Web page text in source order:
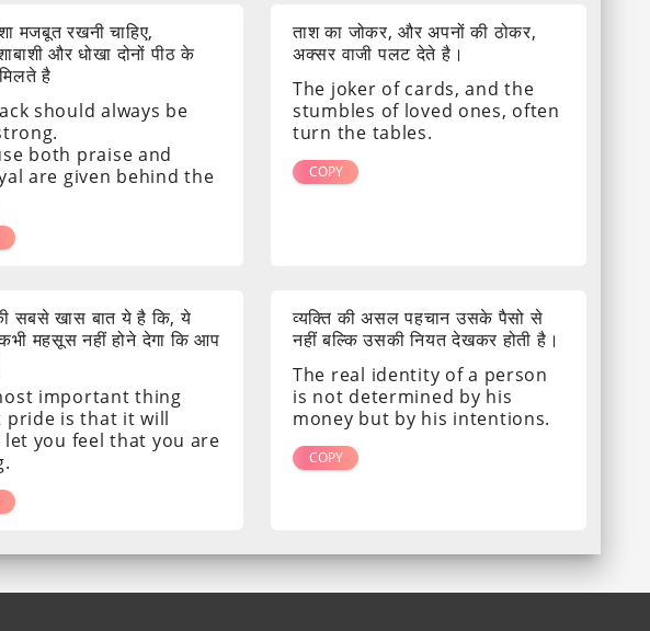
मजबूत रखनी चाहिए,
और धोखा दोनों पीठ के
है
should always be
both praise and
are given behind the
ताश का जोकर, और अपनों की ठोकर,
अक्सर वाजी पलट देते है।
The joker of cards, and the
stumbles of loved ones, often
turn the tables.
COPY
सबसे खास बात ये है कि, ये
महसूस नहीं होने देगा कि आप
important thing
pride is that it will
let you feel that you are
व्यक्ति की असल पहचान उसके पैसो से
नहीं बल्कि उसकी नियत देखकर होती है।
The real identity of a person
is not determined by his
money but by his intentions.
COPY